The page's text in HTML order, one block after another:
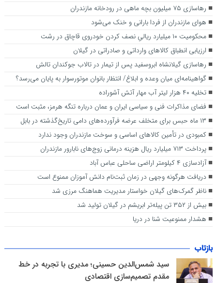
رهاسازی ۷۵ میلیون بچه ماهی در رودخانه مازندران
هوای مازندران از فردا بارانی و خنک می‌شود
محکومیت ۱۰ میلیارد ریالیِ نصف کردن خودروی قاچاق در رشت
ارزیابی انطباق کالا‌های وارداتی و صادراتی در گیلان
رهاسازی گیلانشاه ابروسفید پس از تیمار در تالاب جوکندان تالش
گواهینامه‌ای میان وعده و ابلاغ/ انتظار بانوان موتورسوار به پایان می‌رسد؟
تخلیه ۴۰ هزار لیتر آب مهار آتش آشوراده
فضای مذاکرات فنی و سیاسی ایران و عمان درباره تنگه هرمز، مثبت است
۱۳ ماه حبس برای متخلف عرضه فرآورده‌های دامی تاریخ‌گذشته در بابل
کمبودی در تأمین کالاهای اساسی و سوخت مازندران وجود ندارد
پرداخت ۷۱۳ میلیارد ریال هزینه درمانی زوج‌های نابارور مازندران
آزادسازی ۴ کیلومتر اراضی ساحلی عباس آباد
دریافت هرگونه وجهی در زمان ثبت‌نام دانش آموزان ممنوع است
ناظر گمرک‌های گیلان خواستار مدیریت هماهنگ مرزی شد
بیش از ۳۵۲ تن پیله‌تر ابریشم در گیلان تولید شد
هشدار ممنوعیت شنا در دریا
بازتاب
سید شمس‌الدین حسینی؛ مدیری با تجربه در خط
مقدم تصمیم‌سازی اقتصادی